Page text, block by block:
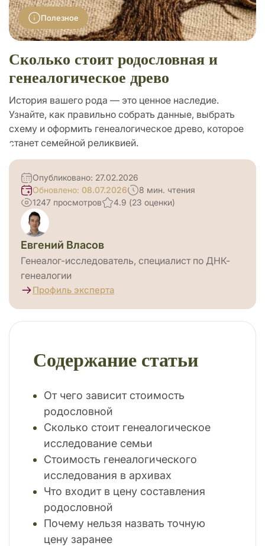
Поиск родственников
Подарки
Полезное
Сколько стоит родословная и
генеалогическое древо
История вашего рода — это ценное наследие.
Узнайте, как правильно собрать данные, выбрать
схему и оформить генеалогическое древо, которое
станет семейной реликвией.
Опубликовано: 27.02.2026
Обновлено: 08.07.2026
8 мин. чтения
1247 просмотров
4.9 (23 оценки)
Евгений Власов
Генеалог-исследователь, специалист по ДНК-
генеалогии
Профиль эксперта
Содержание статьи
От чего зависит стоимость
родословной
Сколько стоит генеалогическое
исследование семьи
Стоимость генеалогического
исследования в архивах
Что входит в цену составления
родословной
Почему нельзя назвать точную
цену заранее